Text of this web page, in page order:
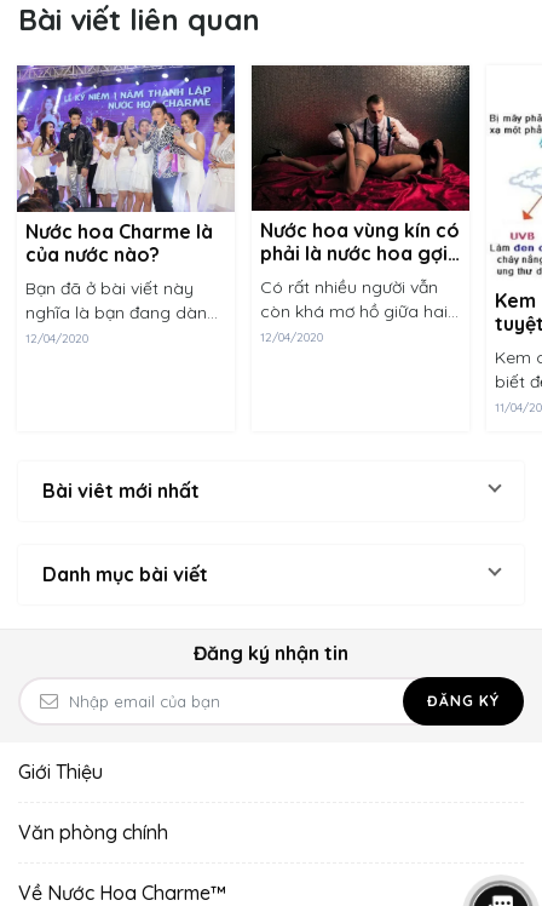
Bài viết liên quan
Nước hoa Charme là
của nước nào?
Bạn đã ở bài viết này
nghĩa là bạn đang dành
sự quan tâm nhất định
12/04/2020
Nước hoa vùng kín có
phải là nước hoa gợi
dục?
Có rất nhiều người vẫn
còn khá mơ hồ giữa hai
khái niệm nước hoa vùng
12/04/2020
Kem
biết
bảo
11/04/
Bài viêt mới nhất
Danh mục bài viết
Đăng ký nhận tin
ĐĂNG KÝ
Giới Thiệu
Văn phòng chính
Về Nước Hoa Charme™